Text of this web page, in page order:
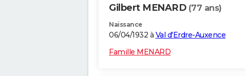
Gilbert MENARD (77 ans)
Naissance
06/04/1932 à Val d'Erdre-Auxence
Famille MENARD